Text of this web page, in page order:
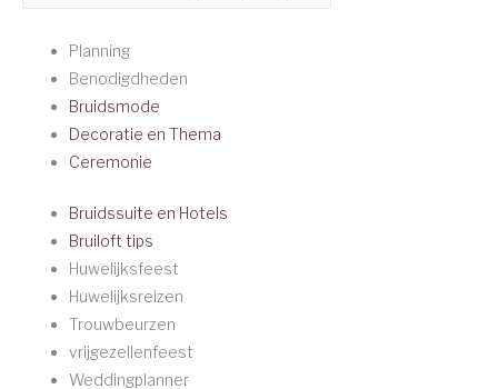
Planning
Benodigdheden
Bruidsmode
Decoratie en Thema
Ceremonie
Bruidssuite en Hotels
Bruiloft tips
Huwelijksfeest
Huwelijksreizen
Trouwbeurzen
vrijgezellenfeest
Weddingplanner